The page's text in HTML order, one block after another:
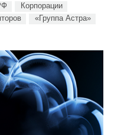
Корпорации
«Группа Астра»